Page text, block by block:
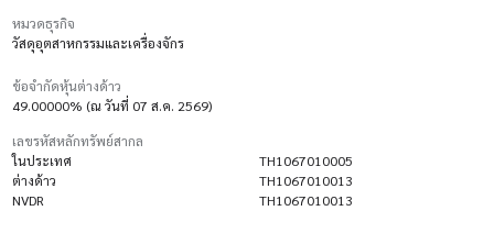
หมวดธุรกิจ
วัสดุอุตสาหกรรมและเครื่องจักร
ข้อจำกัดหุ้นต่างด้าว
49.00000% (ณ วันที่ 07 ส.ค. 2569)
เลขรหัสหลักทรัพย์สากล
ในประเทศ
TH1067010005
ต่างด้าว
TH1067010013
NVDR
TH1067010013